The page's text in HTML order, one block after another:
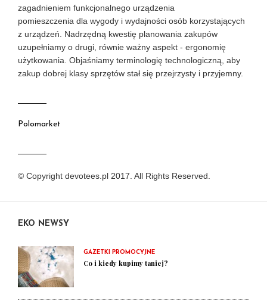
zagadnieniem funkcjonalnego urządzenia
pomieszczenia dla wygody i wydajności osób korzystających
z urządzeń. Nadrzędną kwestię planowania zakupów
uzupełniamy o drugi, równie ważny aspekt - ergonomię
użytkowania. Objaśniamy terminologię technologiczną, aby
zakup dobrej klasy sprzętów stał się przejrzysty i przyjemny.
Polomarket
© Copyright devotees.pl 2017. All Rights Reserved.
EKO NEWSY
GAZETKI PROMOCYJNE
Co i kiedy kupimy taniej?